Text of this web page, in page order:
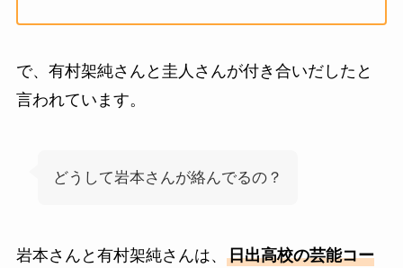
で、有村架純さんと圭人さんが付き合いだしたと
言われています。
どうして岩本さんが絡んでるの？
岩本さんと有村架純さんは、 日出高校の芸能コー